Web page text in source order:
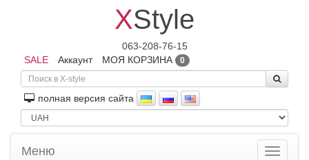
XStyle
063-208-76-15
SALE
Аккаунт МОЯ КОРЗИНА 0
полная версия сайта
Toggle
Меню